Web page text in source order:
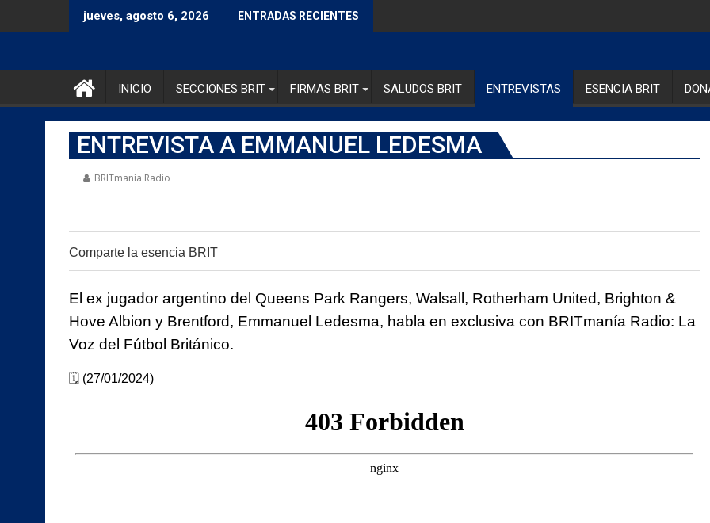
jueves, agosto 6, 2026 ENTRADAS RECIENTES
INICIO SECCIONES BRIT FIRMAS BRIT SALUDOS BRIT ENTREVISTAS ESENCIA BRIT
ENTREVISTA A EMMANUEL LEDESMA
BRITmanía Radio
Comparte la esencia BRIT
El ex jugador argentino del Queens Park Rangers, Walsall, Rotherham United, Brighton &
Hove Albion y Brentford, Emmanuel Ledesma, habla en exclusiva con BRITmanía Radio: La
Voz del Fútbol Británico.
🗓️ (27/01/2024)